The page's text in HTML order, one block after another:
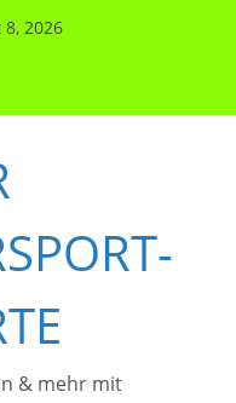
2026
& mehr mit